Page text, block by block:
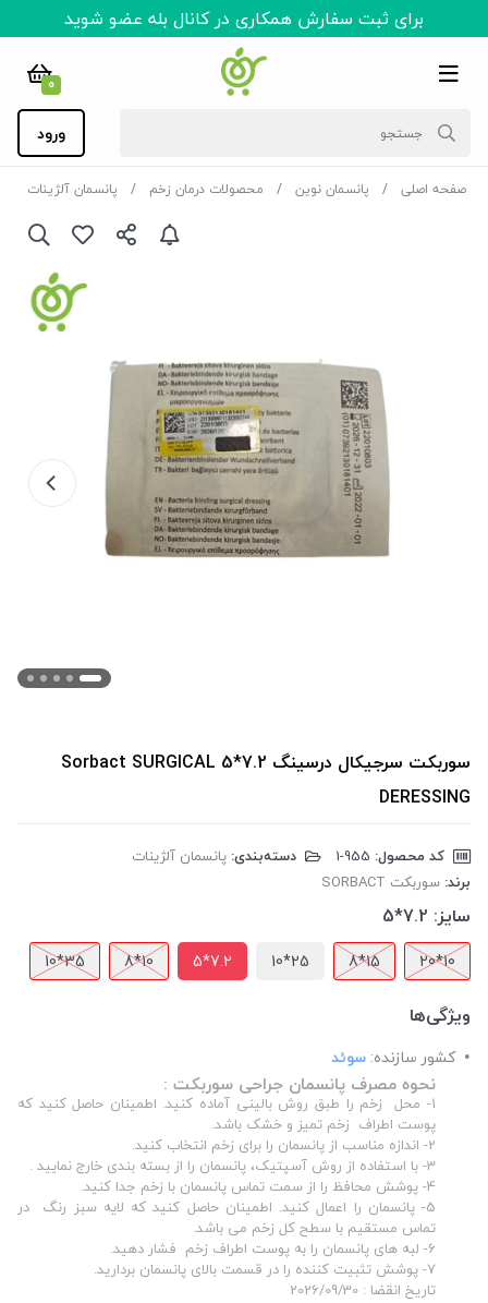
برای ثبت سفارش همکاری در کانال بله عضو شوید
0
ورود
صفحه اصلی پانسمان نوین محصولات درمان زخم پانسمان آلژینات
سوربکت سرجیکال درسینگ 7.2*5 Sorbact SURGICAL
DERESSING
کد محصول: دسته‌بندی: پانسمان آلژینات
برند: سوربکت SORBACT
سایز: 7.2*5
10*20
15*8
25*10
7.2*5
10*8
35*10
ویژگی‌ها
کشور سازنده: سوئد
نحوه مصرف پانسمان جراحی سوربکت :
1- محل زخم را طبق روش بالینی آماده کنید. اطمینان حاصل کنید که
پوست اطراف زخم تمیز و خشک باشد.
2- اندازه مناسب از پانسمان را برای زخم انتخاب کنید.
3- با استفاده از روش آسپتیک، پانسمان را از بسته بندی خارج نمایید .
4- پوشش محافظ را از سمت تماس پانسمان با زخم جدا کنید.
5- پانسمان را اعمال کنید. اطمینان حاصل کنید که لایه سبز رنگ در
تماس مستقیم با سطح کل زخم می باشد.
6- لبه های پانسمان را به پوست اطراف زخم فشار دهید.
7- پوشش تثبیت کننده را در قسمت بالای پانسمان بردارید.
تاریخ انقضا : 2026/09/30